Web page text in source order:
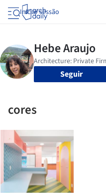
Iniciar sessão
Seguir
cores